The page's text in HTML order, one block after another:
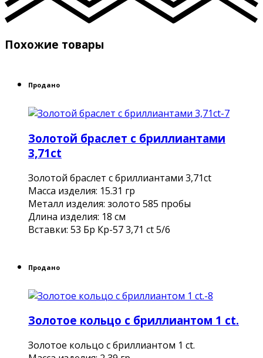
Похожие товары
Продано
Золотой браслет с бриллиантами
3,71ct
Золотой браслет с бриллиантами 3,71ct
Масса изделия: 15.31 гр
Металл изделия: золото 585 пробы
Длина изделия: 18 см
Вставки: 53 Бр Кр-57 3,71 ct 5/6
Продано
Золотое кольцо с бриллиантом 1 ct.
Золотое кольцо с бриллиантом 1 ct.